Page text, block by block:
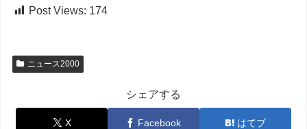
Post Views: 174
ニュース2000
シェアする
X Facebook はてブ